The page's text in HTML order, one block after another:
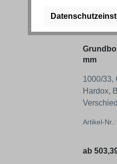
mm
1000/33,
Hardox,
Artikel-
ab